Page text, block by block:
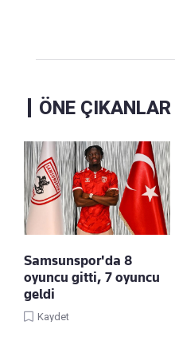
ÖNE ÇIKANLAR
Samsunspor'da 8
oyuncu gitti, 7 oyuncu
geldi
Kaydet